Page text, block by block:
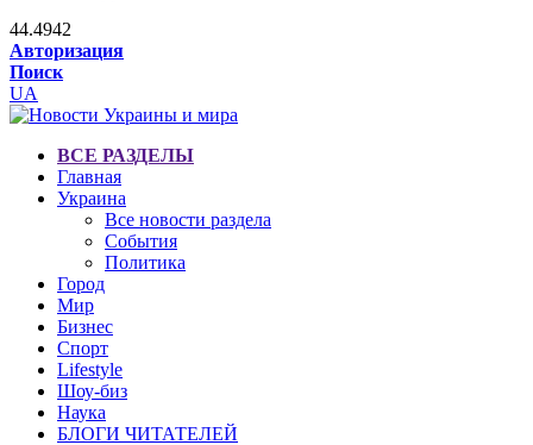
44.4942
Авторизация
Поиск
UA
ВСЕ РАЗДЕЛЫ
Главная
Украина
Все новости раздела
События
Политика
Город
Мир
Бизнес
Спорт
Lifestyle
Шоу-биз
Наука
БЛОГИ ЧИТАТЕЛЕЙ